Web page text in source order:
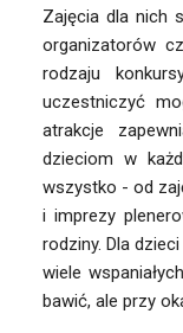
Zajęcia dla nich
organizatorów
rodzaju
uczestniczyć
atrakcje
dzieciom w
wszystko - od
i imprezy
rodziny. Dla
wiele
bawić, ale przy